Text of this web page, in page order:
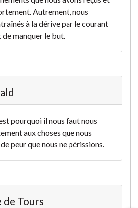
Autrement, nous
à la dérive par le courant
manquer le but.
pourquoi il nous faut nous
aux choses que nous
peur que nous ne périssions.
de Tours